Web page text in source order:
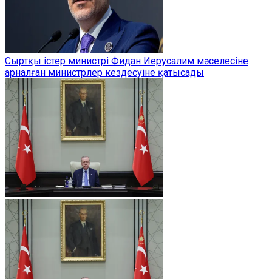
Сыртқы істер министрі Фидан Иерусалим мәселесіне
арналған министрлер кездесуіне қатысады